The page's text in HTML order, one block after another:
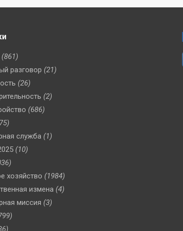
(861)
разговор (21)
(26)
(2)
(686)
служба (1)
(10)
хозяйство (1984)
измена (4)
миссия (3)